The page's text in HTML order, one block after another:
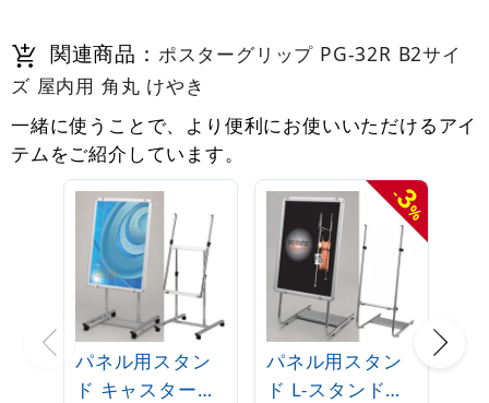
関連商品： ポスターグリップ PG-32R B2サイ
ズ 屋内用 角丸 けやき
一緒に使うことで、より便利にお使いいただけるアイ
テムをご紹介しています。
パネル用スタン
ド キャスタース
-
3
%
パネル用スタン
ド L-スタンド